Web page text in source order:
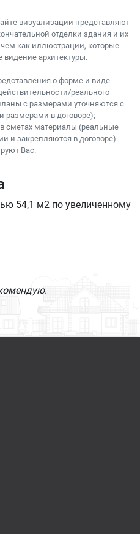
визуализации представляют
отделки здания и их
как иллюстрации, которые
видение архитектуры.
о форме и виде
реального
с размерами уточняются с
размерами в договоре);
сметах материалы (реальные
и закрепляются в договоре).
Вас.
54,1 м2 по увеличенному